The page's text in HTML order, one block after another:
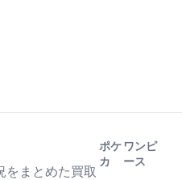
をまとめた買取
ポケ
カ
ワンピ
ース